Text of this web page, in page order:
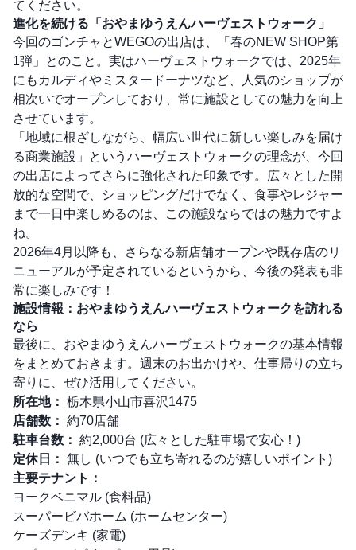
てください。
進化を続ける「おやまゆうえんハーヴェストウォーク」
今回のゴンチャとWEGOの出店は、「春のNEW SHOP第
1弾」とのこと。実はハーヴェストウォークでは、2025年
にもカルディやミスタードーナツなど、人気のショップが
相次いでオープンしており、常に施設としての魅力を向上
させています。
「地域に根ざしながら、幅広い世代に新しい楽しみを届け
る商業施設」というハーヴェストウォークの理念が、今回
の出店によってさらに強化された印象です。広々とした開
放的な空間で、ショッピングだけでなく、食事やレジャー
まで一日中楽しめるのは、この施設ならではの魅力ですよ
ね。
2026年4月以降も、さらなる新店舗オープンや既存店のリ
ニューアルが予定されているというから、今後の発表も非
常に楽しみです！
施設情報：おやまゆうえんハーヴェストウォークを訪れる
なら
最後に、おやまゆうえんハーヴェストウォークの基本情報
をまとめておきます。週末のお出かけや、仕事帰りの立ち
寄りに、ぜひ活用してください。
所在地： 栃木県小山市喜沢1475
店舗数： 約70店舗
駐車台数： 約2,000台 (広々とした駐車場で安心！)
定休日： 無し (いつでも立ち寄れるのが嬉しいポイント)
主要テナント：
ヨークベニマル (食料品)
スーパービバホーム (ホームセンター)
ケーズデンキ (家電)